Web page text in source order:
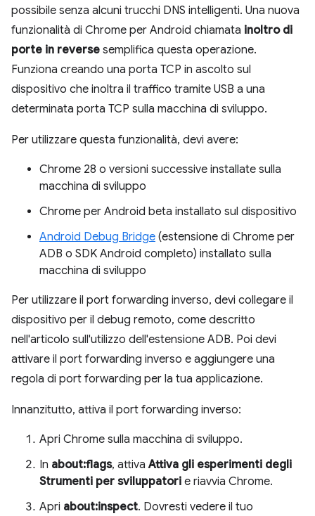
possibile senza alcuni trucchi DNS intelligenti. Una nuova
funzionalità di Chrome per Android chiamata inoltro di
porte in reverse semplifica questa operazione.
Funziona creando una porta TCP in ascolto sul
dispositivo che inoltra il traffico tramite USB a una
determinata porta TCP sulla macchina di sviluppo.
Per utilizzare questa funzionalità, devi avere:
Chrome 28 o versioni successive installate sulla
macchina di sviluppo
Chrome per Android beta installato sul dispositivo
Android Debug Bridge (estensione di Chrome per
ADB o SDK Android completo) installato sulla
macchina di sviluppo
Per utilizzare il port forwarding inverso, devi collegare il
dispositivo per il debug remoto, come descritto
nell'articolo sull'utilizzo dell'estensione ADB. Poi devi
attivare il port forwarding inverso e aggiungere una
regola di port forwarding per la tua applicazione.
Innanzitutto, attiva il port forwarding inverso:
Apri Chrome sulla macchina di sviluppo.
In about:flags, attivaAttiva gli esperimenti degli
Strumenti per sviluppatori e riavvia Chrome.
Apri about:inspect. Dovresti vedere il tuo